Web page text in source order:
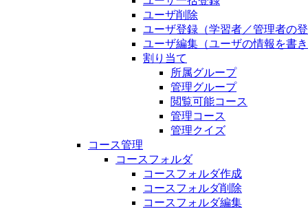
ユーザ削除
ユーザ登録（学習者／管理者の登
ユーザ編集（ユーザの情報を書き
割り当て
所属グループ
管理グループ
閲覧可能コース
管理コース
管理クイズ
コース管理
コースフォルダ
コースフォルダ作成
コースフォルダ削除
コースフォルダ編集